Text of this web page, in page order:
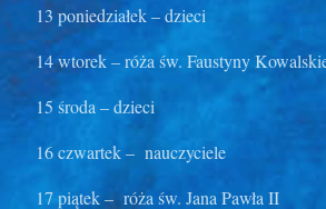
13 poniedziałek – dzieci
14 wtorek – róża św. Faustyny
15 środa – dzieci
16 czwartek – nauczyciele
17 piątek – róża św. Jana Pawła II